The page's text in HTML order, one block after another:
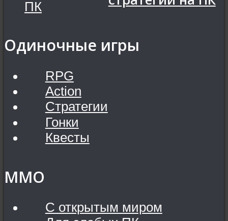
Одиночные игры
RPG
Action
Стратегии
Гонки
Квесты
MMO
С открытым миром